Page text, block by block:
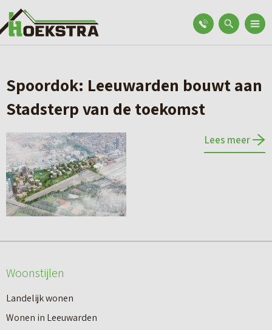
Spoordok: Leeuwarden bouwt aan
Stadsterp van de toekomst
Lees meer
Woonstijlen
Landelijk wonen
Wonen in Leeuwarden